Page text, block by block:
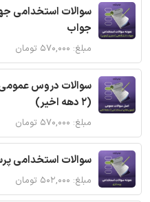
سوالات استخدامی
جواب
مبلغ: ۵۷۰,۰۰۰ تومان
سوالات دروس
(2 دهه اخیر)
مبلغ: ۵۷۰,۰۰۰ تومان
سوالات استخدامی
مبلغ: ۵۰۲,۰۰۰ تومان